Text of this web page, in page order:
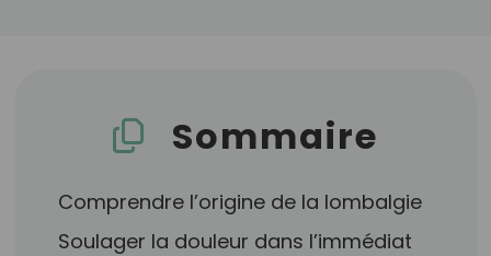
Sommaire
Comprendre l’origine de la lombalgie
Soulager la douleur dans l’immédiat